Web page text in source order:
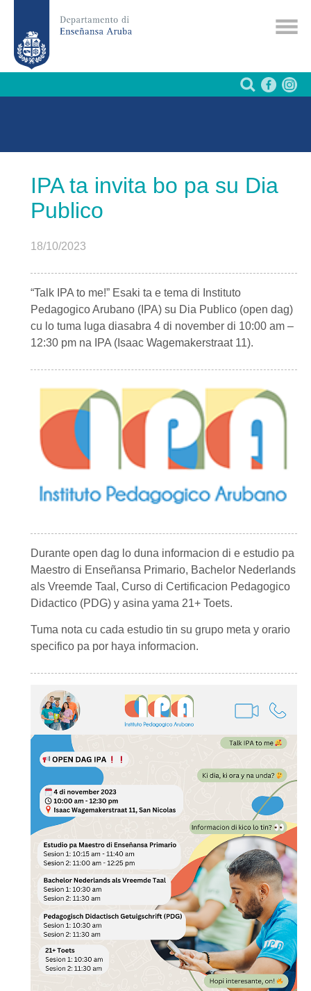
IPA ta invita bo pa su Dia
Publico
18/10/2023
“Talk IPA to me!” Esaki ta e tema di Instituto
Pedagogico Arubano (IPA) su Dia Publico (open dag)
cu lo tuma luga diasabra 4 di november di 10:00 am –
12:30 pm na IPA (Isaac Wagemakerstraat 11).
Durante open dag lo duna informacion di e estudio pa
Maestro di Enseñansa Primario, Bachelor Nederlands
als Vreemde Taal, Curso di Certificacion Pedagogico
Didactico (PDG) y asina yama 21+ Toets.
Tuma nota cu cada estudio tin su grupo meta y orario
specifico pa por haya informacion.